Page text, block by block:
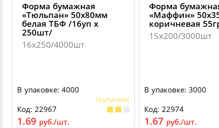
Форма бумажная
«Тюльпан» 50х80мм
белая ТБФ /16уп х
250шт/
16х250/4000шт
В упаковке: 4000
Наличие:
Код: 22967
1.69 руб./шт.
Форма
«Маффин»
коричневая
15х200/3000шт
В упаковке: 3000
Код: 22974
1.67 руб./шт.